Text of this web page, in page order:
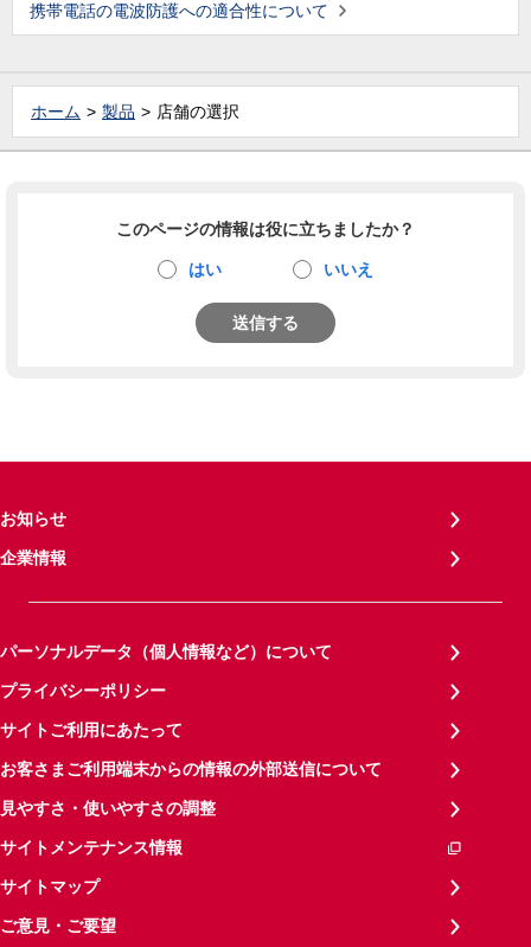
携帯電話の電波防護への適合性について
ホーム 製品 店舗の選択
このページの情報は役に立ちましたか？
はい いいえ
送信する
お知らせ
企業情報
パーソナルデータ（個人情報など）について
プライバシーポリシー
サイトご利用にあたって
お客さまご利用端末からの情報の外部送信について
見やすさ・使いやすさの調整
サイトメンテナンス情報
サイトマップ
ご意見・ご要望